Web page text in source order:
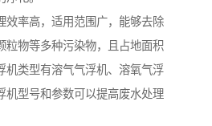
效率高，适用范围广，能够去除
粒物等多种污染物，且占地面积
机类型有溶气气浮机、溶氧气浮
机型号和参数可以提高废水处理